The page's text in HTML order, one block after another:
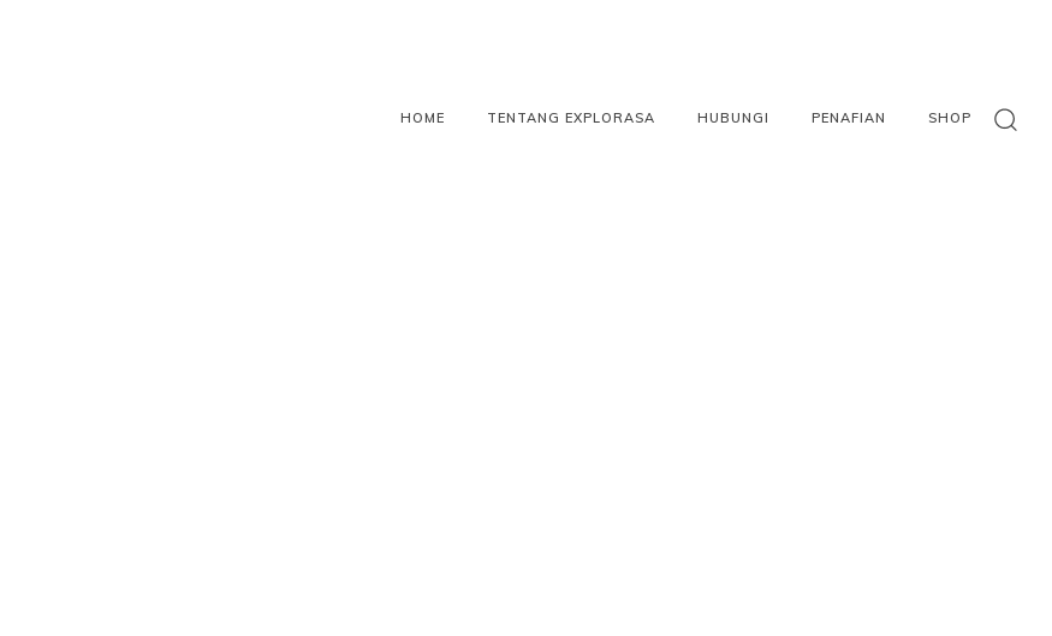
HOME TENTANG EXPLORASA HUBUNGI PENAFIAN SHOP